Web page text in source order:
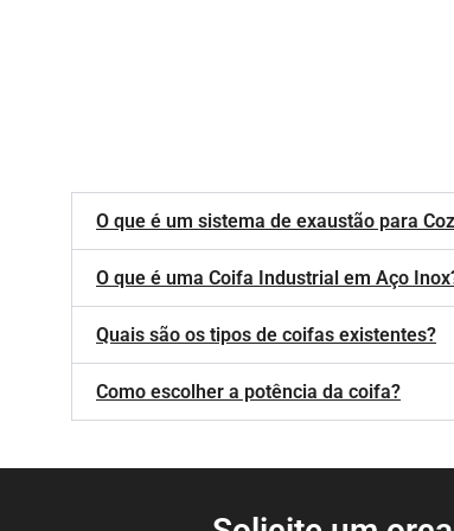
O que é um sistema de exaustão para
O que é uma Coifa Industrial em Aço
Quais são os tipos de coifas existentes?
Como escolher a potência da coifa?